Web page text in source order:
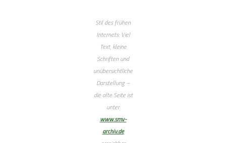
Stil des frühen
Internets: Viel
Text, kleine
Schriften und
unübersichtliche
Darstellung –
die alte Seite ist
unter
www.smv-
archiv.de